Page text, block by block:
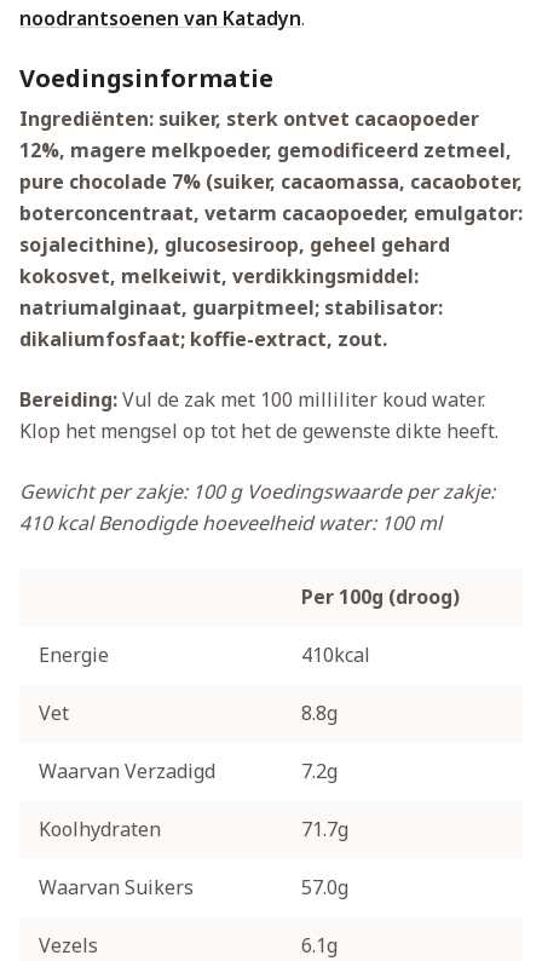
noodrantsoenen van Katadyn.
Voedingsinformatie
Ingrediënten: suiker, sterk ontvet cacaopoeder
12%, magere melkpoeder, gemodificeerd zetmeel,
pure chocolade 7% (suiker, cacaomassa, cacaoboter,
boterconcentraat, vetarm cacaopoeder, emulgator:
sojalecithine), glucosesiroop, geheel gehard
kokosvet, melkeiwit, verdikkingsmiddel:
natriumalginaat, guarpitmeel; stabilisator:
dikaliumfosfaat; koffie-extract, zout.
Bereiding:Vul de zak met 100 milliliter koud water.
Klop het mengsel op tot het de gewenste dikte heeft.
Gewicht per zakje: 100 gVoedingswaarde per zakje:
410 kcalBenodigde hoeveelheid water: 100 ml
Per 100g (droog)
Energie 410kcal
Vet 8.8g
Waarvan Verzadigd 7.2g
Koolhydraten 71.7g
Waarvan Suikers 57.0g
Vezels 6.1g